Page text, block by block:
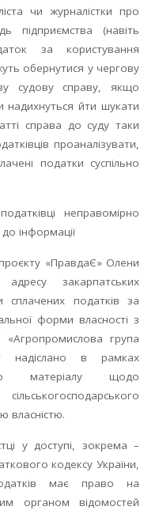
чи журналістки про
підприємства (навіть
за користування
обернутися у чергову
судову справу, якщо
надихнуться йти шукати
справа до суду таки
проаналізувати,
податки суспільно
неправомірно
інформації
«ПравдаЄ» Олени
закарпатських
податків за
форми власності з
група
надіслано в рамках
матеріалу щодо
власністю.
у доступі, зокрема –
кодексу України,
має право на
органом відомостей